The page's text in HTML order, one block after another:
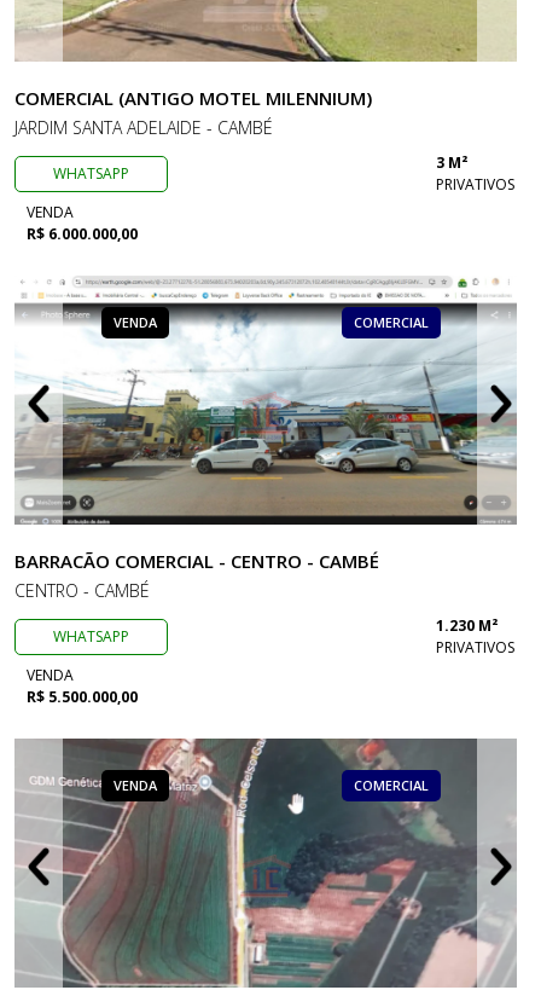
COMERCIAL (ANTIGO MOTEL MILENNIUM)
JARDIM SANTA ADELAIDE - CAMBÉ
WHATSAPP
3 M²
PRIVATIVOS
VENDA
R$ 6.000.000,00
VENDA COMERCIAL
BARRACÃO COMERCIAL - CENTRO - CAMBÉ
CENTRO - CAMBÉ
WHATSAPP
1.230 M²
PRIVATIVOS
VENDA
R$ 5.500.000,00
VENDA COMERCIAL